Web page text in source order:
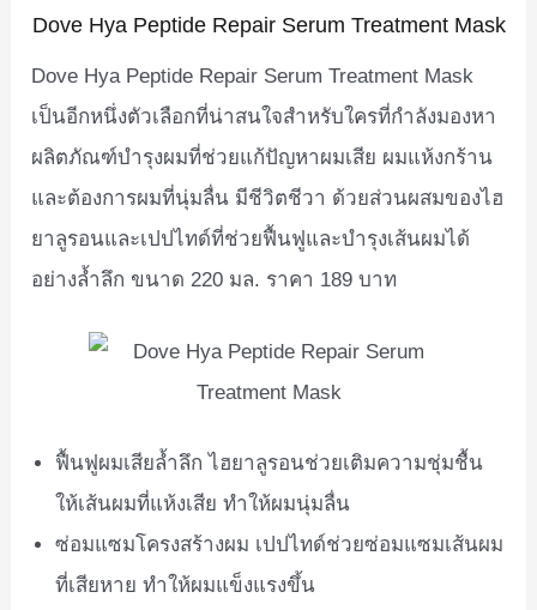
Dove Hya Peptide Repair Serum Treatment Mask
Dove Hya Peptide Repair Serum Treatment Mask
เป็นอีกหนึ่งตัวเลือกที่น่าสนใจสำหรับใครที่กำลังมองหา
ผลิตภัณฑ์บำรุงผมที่ช่วยแก้ปัญหาผมเสีย ผมแห้งกร้าน
และต้องการผมที่นุ่มลื่น มีชีวิตชีวา ด้วยส่วนผสมของไฮ
ยาลูรอนและเปปไทด์ที่ช่วยฟื้นฟูและบำรุงเส้นผมได้
อย่างล้ำลึก ขนาด 220 มล. ราคา 189 บาท
ฟื้นฟูผมเสียล้ำลึก ไฮยาลูรอนช่วยเติมความชุ่มชื้น
ให้เส้นผมที่แห้งเสีย ทำให้ผมนุ่มลื่น
ซ่อมแซมโครงสร้างผม เปปไทด์ช่วยซ่อมแซมเส้นผม
ที่เสียหาย ทำให้ผมแข็งแรงขึ้น